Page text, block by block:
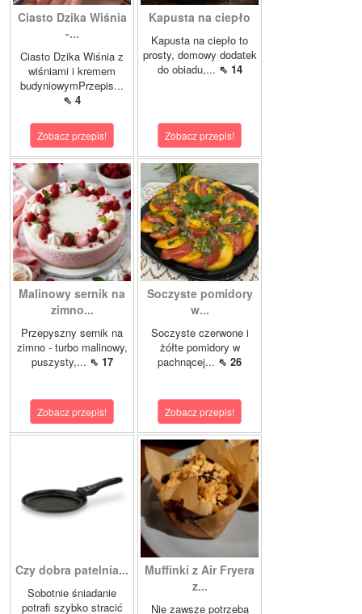
Ciasto Dzika Wiśnia
-...
Ciasto Dzika Wiśnia z
wiśniami i kremem
budyniowymPrzepis...
⇖ 4
Zobacz przepis!
Kapusta na ciepło
Kapusta na ciepło to
prosty, domowy dodatek
do obiadu,... ⇖ 14
Zobacz przepis!
Malinowy sernik na
zimno...
Przepyszny sernik na
zimno - turbo malinowy,
puszysty,... ⇖ 17
Zobacz przepis!
Soczyste pomidory
w...
Soczyste czerwone i
żółte pomidory w
pachnącej... ⇖ 26
Zobacz przepis!
Czy dobra patelnia...
Sobotnie śniadanie
potrafi szybko stracić
Muffinki z Air Fryera
z...
Nie zawsze potrzeba